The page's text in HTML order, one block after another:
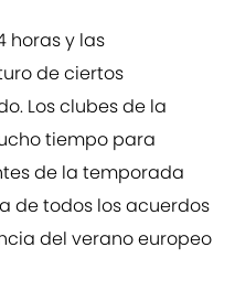
horas y las
de ciertos
Los clubes de la
tiempo para
de la temporada
de todos los acuerdos
del verano europeo